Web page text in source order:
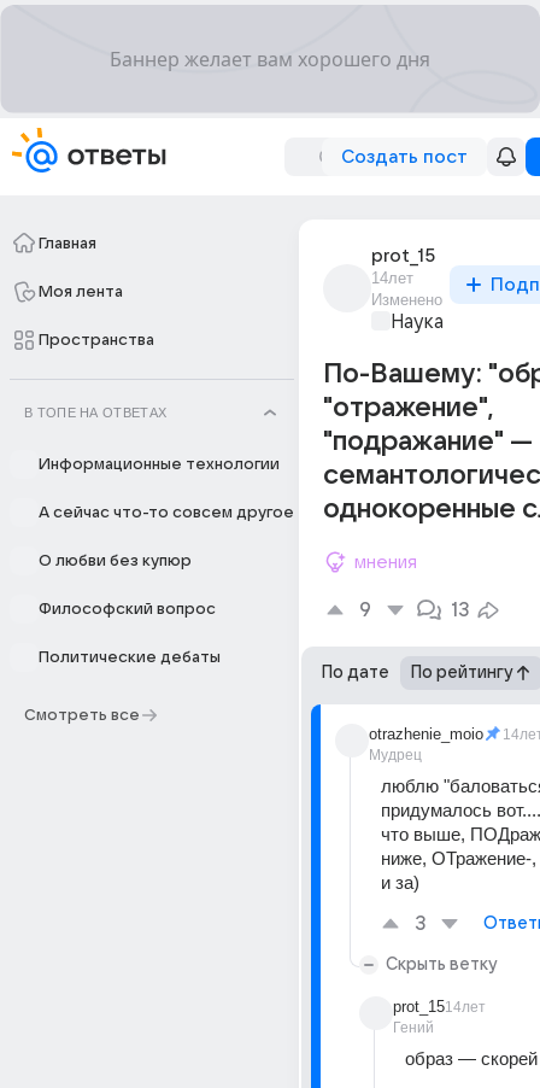
Создать пост
Главная
Моя лента
Пространства
В ТОПЕ НА ОТВЕТАХ
Информационные технологии
А сейчас что-то совсем другое
О любви без купюр
Философский вопрос
Политические дебаты
Смотреть все
prot_15
14лет
Изменено
Наука
По-Вашему:
"отражение",
"подражание" —
однокоренные
мнения
9 13
По дате По рейтингу
otrazhenie_moio
Мудрец
люблю
придумалось
что выше,
ниже, ОТражение-,
и за)
3
Скрыть ветку
prot_15
Гений
14лет
образ — скорей